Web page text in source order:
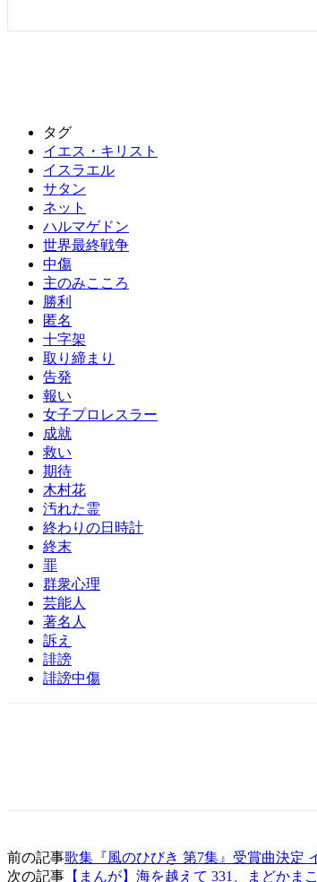
タグ
イエス・キリスト
イスラエル
サタン
ネット
ハルマゲドン
世界最終戦争
中傷
主のみこころ
勝利
匿名
十字架
取り締まり
告発
報い
女子プロレスラー
成就
救い
期待
木村花
汚れた霊
終わりの日時計
終末
罪
群衆心理
芸能人
著名人
訴え
誹謗
誹謗中傷
前の記事歌集『風のひびき 第7集』受賞曲決定
次の記事 【まんが】海を越えて 331、まどかまこ